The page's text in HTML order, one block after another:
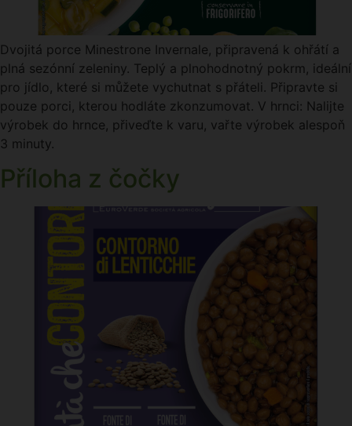
Dvojitá porce Minestrone Invernale, připravená k ohřátí a
plná sezónní zeleniny. Teplý a plnohodnotný pokrm, ideální
pro jídlo, které si můžete vychutnat s přáteli. Připravte si
pouze porci, kterou hodláte zkonzumovat. V hrnci: Nalijte
výrobek do hrnce, přiveďte k varu, vařte výrobek alespoň
3 minuty.
Příloha z čočky